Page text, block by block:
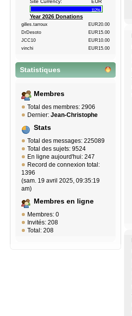
Site Currency: EUR
112%
Year 2026 Donations
gilles.tarroux
EUR20.00
DrDesoto
EUR15.00
JCC10
EUR10.00
vinchi
EUR15.00
Statistiques
Membres
Total des membres: 2906
Dernier: Jean-Christophe
Stats
Total des messages: 225089
Total des sujets: 9524
En ligne aujourd'hui: 247
Record de connexion total:
1396
(sam. 19 avril 2025, 09:35:19
am)
Membres en ligne
Membres: 0
Invités: 208
Total: 208